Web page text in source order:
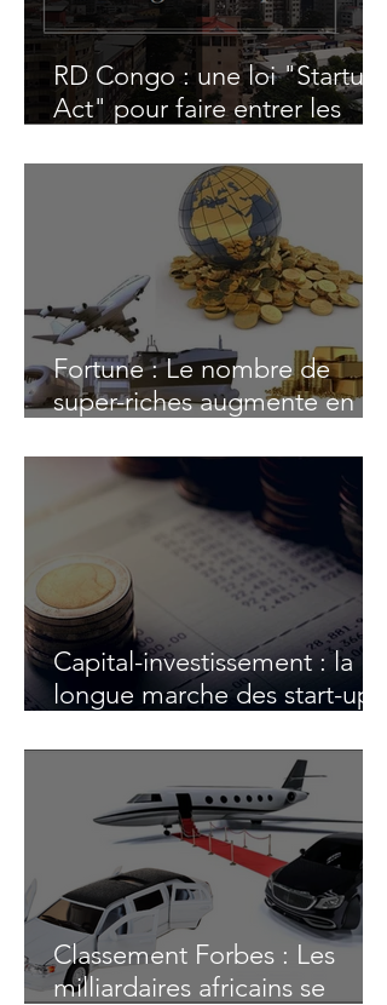
RD Congo : une loi "Startup
Act" pour faire entrer les
cour des grands
Fortune : Le nombre de
super-riches augmente en
Capital-investissement : la
longue marche des start-up
Classement Forbes : Les
milliardaires africains se